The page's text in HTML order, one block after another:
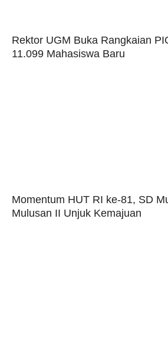
Rektor UGM Buka Rangkaian
11.099 Mahasiswa Baru
Momentum HUT RI ke-81, SD
Mulusan II Unjuk Kemajuan